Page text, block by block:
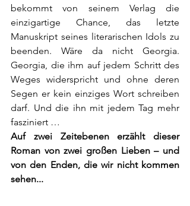
bekommt von seinem Verlag die
einzigartige Chance, das letzte
Manuskript seines literarischen Idols zu
beenden. Wäre da nicht Georgia.
Georgia, die ihm auf jedem Schritt des
Weges widerspricht und ohne deren
Segen er kein einziges Wort schreiben
darf. Und die ihn mit jedem Tag mehr
fasziniert …
Auf zwei Zeitebenen erzählt dieser
Roman von zwei großen Lieben – und
von den Enden, die wir nicht kommen
sehen...